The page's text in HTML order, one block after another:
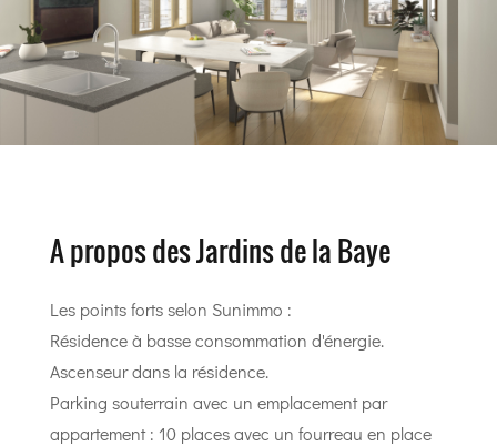
A propos des Jardins de la Baye
Les points forts selon Sunimmo :
Résidence à basse consommation d'énergie.
Ascenseur dans la résidence.
Parking souterrain avec un emplacement par
appartement : 10 places avec un fourreau en place